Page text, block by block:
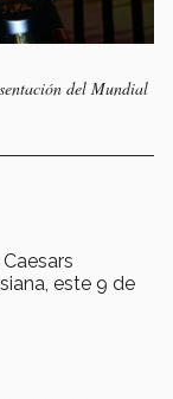
del Mundial
este 9 de